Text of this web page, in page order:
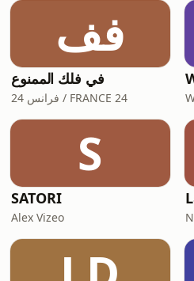
فف
في فلك الممنوع
فرانس 24 / FRANCE 24
S
SATORI
Alex Vizeo